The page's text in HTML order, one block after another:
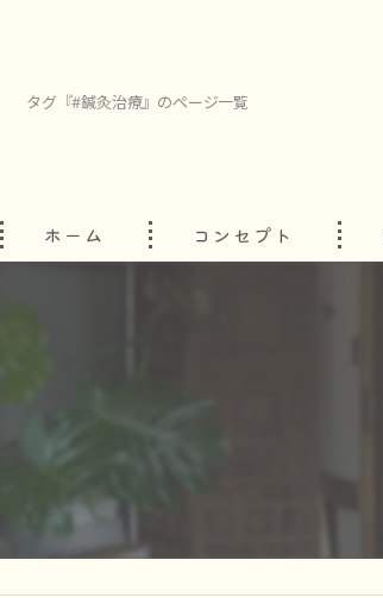
タグ『#鍼灸治療』のページ一覧
ホーム コンセプト